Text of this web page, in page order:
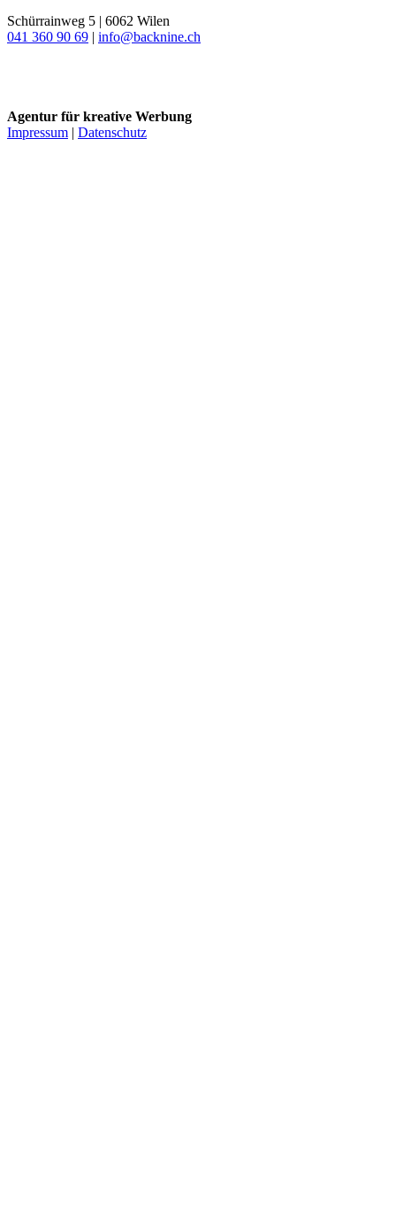
Schürrainweg 5 | 6062 Wilen
041 360 90 69 | info@backnine.ch
Agentur für kreative Werbung
Impressum | Datenschutz